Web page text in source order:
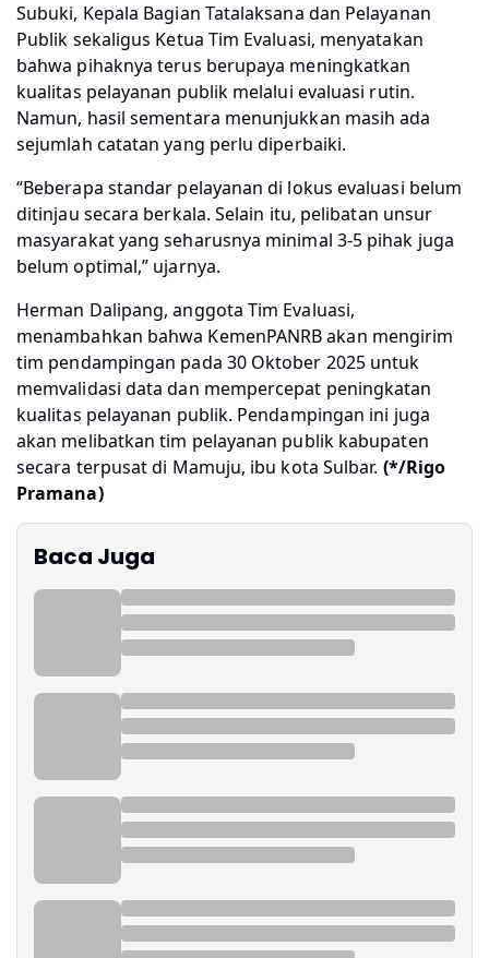
Subuki, Kepala Bagian Tatalaksana dan Pelayanan
Publik sekaligus Ketua Tim Evaluasi, menyatakan
bahwa pihaknya terus berupaya meningkatkan
kualitas pelayanan publik melalui evaluasi rutin.
Namun, hasil sementara menunjukkan masih ada
sejumlah catatan yang perlu diperbaiki.
“Beberapa standar pelayanan di lokus evaluasi belum
ditinjau secara berkala. Selain itu, pelibatan unsur
masyarakat yang seharusnya minimal 3-5 pihak juga
belum optimal,” ujarnya.
Herman Dalipang, anggota Tim Evaluasi,
menambahkan bahwa KemenPANRB akan mengirim
tim pendampingan pada 30 Oktober 2025 untuk
memvalidasi data dan mempercepat peningkatan
kualitas pelayanan publik. Pendampingan ini juga
akan melibatkan tim pelayanan publik kabupaten
secara terpusat di Mamuju, ibu kota Sulbar. (*/Rigo
Pramana)
Baca Juga